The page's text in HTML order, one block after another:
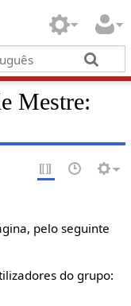
Mestre:
pelo seguinte
do grupo: